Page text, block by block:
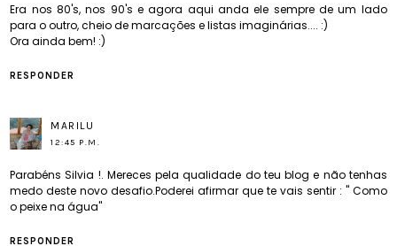
Era nos 80's, nos 90's e agora aqui anda ele sempre de um lado
para o outro, cheio de marcações e listas imaginárias.... :)
Ora ainda bem! :)
RESPONDER
MARILU
12:45 P.M.
Parabéns Silvia !. Mereces pela qualidade do teu blog e não tenhas
medo deste novo desafio.Poderei afirmar que te vais sentir : " Como
o peixe na água"
RESPONDER